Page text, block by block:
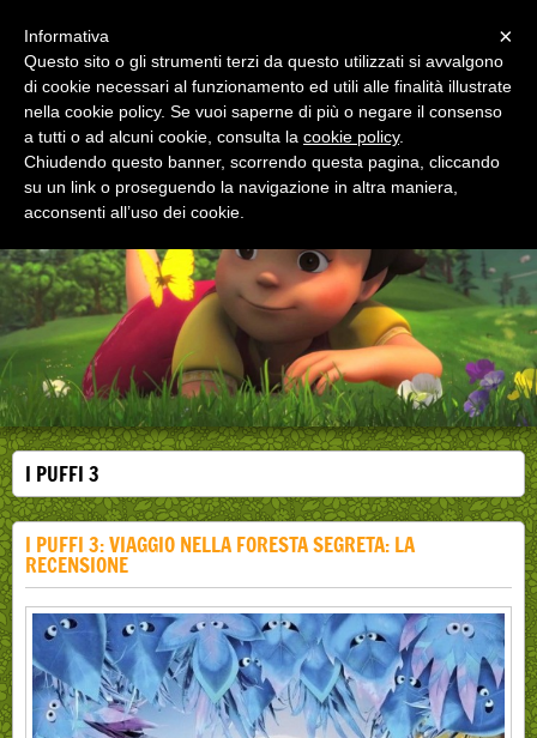
EDUCAZIONE ALLA SALUTE
Corsi, convegni e didattica di formazione e
aggiornamento per operatori della salute
I PUFFI 3
I PUFFI 3: VIAGGIO NELLA FORESTA SEGRETA: LA
RECENSIONE
×
Informativa
Questo sito o gli strumenti terzi da questo utilizzati si avvalgono
di cookie necessari al funzionamento ed utili alle finalità illustrate
nella cookie policy. Se vuoi saperne di più o negare il consenso
a tutti o ad alcuni cookie, consulta la cookie policy.
Chiudendo questo banner, scorrendo questa pagina, cliccando
su un link o proseguendo la navigazione in altra maniera,
acconsenti all’uso dei cookie.